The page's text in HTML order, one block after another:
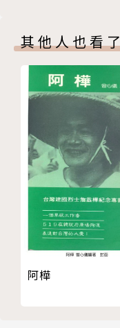
七、「感者性之神
學的主體模式與倫理
八、結語
第四章 張載禮學
一、前言：張載的重
二、重禮與重氣
三、儒學傳統中的
四、體用論攝相偶
五、禮與變化氣質
六、禮、身體與
七、儒家生活世界
八、結語：體用論
第五章 張載氣學
其他人也看
阿樺